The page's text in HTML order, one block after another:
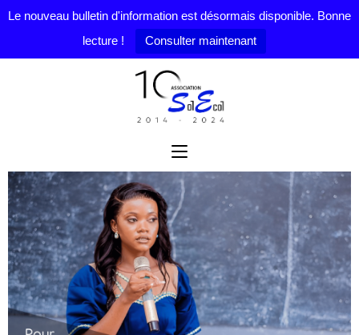
Le nouveau bulletin d'information est désormais disponible. Bonne
lecture !
Consulter maintenant